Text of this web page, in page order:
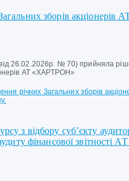
зборів
26.02.2026р. № 70) прийняла
АТ «ХАРТРОН»
річних Загальних зборів
з відбору суб’єкту
фінансової